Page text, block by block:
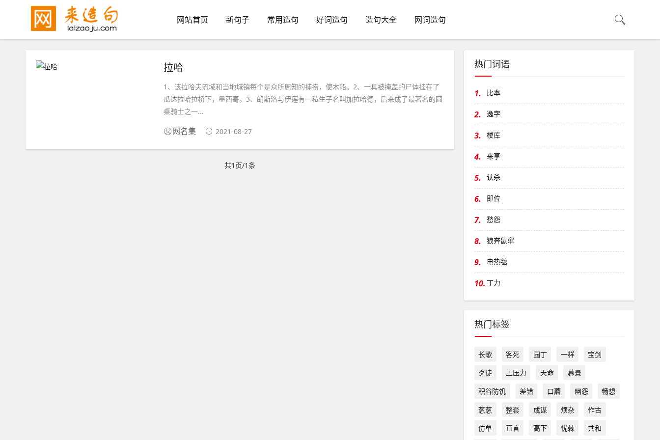
网站首页 新句子 常用造句 好词造句 造句大全 网词造句
拉哈
1、该拉哈夫流域和当地城镇每个是众所周知的捕捞，使木船。2、一具被掩盖的尸体挂在了
瓜达拉哈拉桥下，墨西哥。3、朗斯洛与伊莲有一私生子名叫加拉哈德，后来成了最著名的圆
桌骑士之一...
网名集 2021-08-27
共1页/1条
热门词语
1. 比率
2. 逸字
3. 楼库
4. 来享
5. 认杀
6. 即位
7. 愁怨
8. 狼奔鼠窜
9. 电热毯
10. 丁力
热门标签
长歌 客死 园丁 一样
宝剑
歹徒
上压力 天命
暮景
积谷防饥
差错 口蘑 幽怨
畅想
葱葱
整套 成谋 烦杂
作古
仿单
直言 高下 忧棘 共和